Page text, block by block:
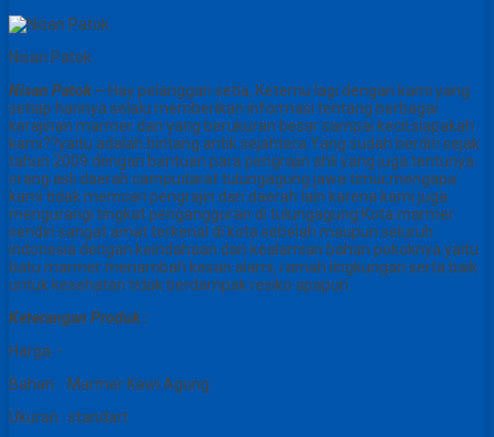
Nisan Patok
Nisan Patok – Hay pelanggan setia,.Ketemu lagi dengan kami yang
setiap harinya selalu memberikan informasi tentang berbagai
kerajinan marmer dari yang berukuran besar sampai kecil,siapakah
kami??yaitu adalah bintang antik sejahtera.Yang sudah berdiri sejak
tahun 2009 dengan bantuan para pengrajin ahli yang juga tentunya
orang asli daerah campudarat tulungagung jawa timur,mengapa
kami tidak memcari pengrajin dari daerah lain karena kami juga
mengurangi tingkat pengangguran di tulungagung.Kota marmer
sendiri sangat amat terkenal di kota sebelah maupun seluruh
indonesia dengan keindahaan dan kealamian bahan pokoknya yaitu
batu marmer menambah kesan alami, ramah lingkungan serta baik
untuk kesehatan tidak berdampak resiko apapun.
Keterangan Produk :
Harga :-
Bahan : Marmer Kawi Agung
Ukuran : standart